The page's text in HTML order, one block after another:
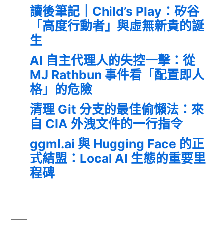
讀後筆記｜Child’s Play：矽谷
「高度行動者」與虛無新貴的誕
生
AI 自主代理人的失控一擊：從
MJ Rathbun 事件看「配置即人
格」的危險
清理 Git 分支的最佳偷懶法：來
自 CIA 外洩文件的一行指令
ggml.ai 與 Hugging Face 的正
式結盟：Local AI 生態的重要里
程碑